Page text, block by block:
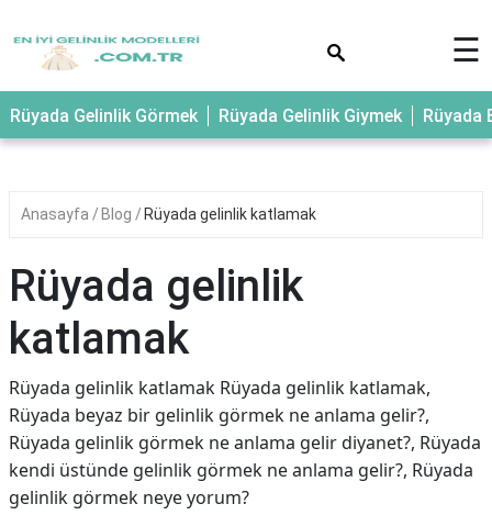
☰
Rüyada Gelinlik Görmek Rüyada Gelinlik Giymek Rüyada
Anasayfa Blog Rüyada gelinlik katlamak
Rüyada gelinlik
katlamak
Rüyada gelinlik katlamak Rüyada gelinlik katlamak,
Rüyada beyaz bir gelinlik görmek ne anlama gelir?,
Rüyada gelinlik görmek ne anlama gelir diyanet?, Rüyada
kendi üstünde gelinlik görmek ne anlama gelir?, Rüyada
gelinlik görmek neye yorum?